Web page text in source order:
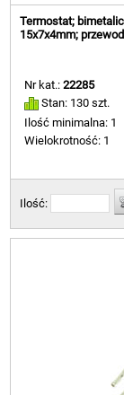
Termostat;
15x7x4mm;
Nr kat.:22285
Stan: 130 szt.
Ilość minimalna: 1
Wielokrotność: 1
Ilość: